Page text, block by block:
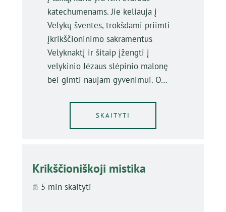
katechumenams. Jie keliauja į
Velykų šventes, trokšdami priimti
įkrikščioninimo sakramentus
Velyknaktį ir šitaip įžengti į
velykinio Jėzaus slėpinio malonę
bei gimti naujam gyvenimui. O…
SKAITYTI
Krikščioniškoji mistika
5 min skaityti